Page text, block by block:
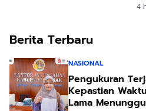
4
Berita Terbaru
NASIONAL
Pengukuran
Kepastian
Lama